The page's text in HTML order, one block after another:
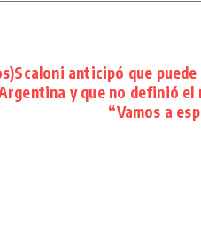
anticipó que puede
y que no definió el
“Vamos a